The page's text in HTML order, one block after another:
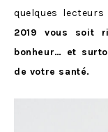
quelques
2019 vous soit
bonheur… et
de votre santé.